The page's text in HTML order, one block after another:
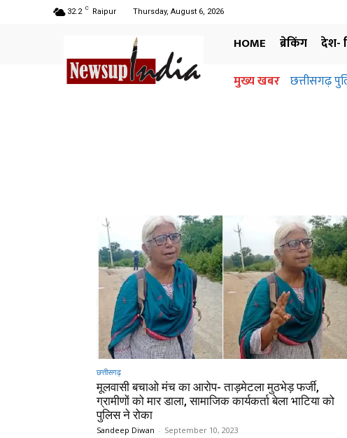
32.2 C Raipur Thursday, August 6, 2026
HOME ब्रेकिंग देश-
मुख्य खबर छत्तीसगढ़
छत्तीसगढ़
मूलवासी बचाओ मंच का आरोप- ताड़मेटला मुठभेड़ फर्जी,
ग्रामीणों को मार डाला, सामाजिक कार्यकर्ता बेला भाटिया को
पुलिस ने रोका
Sandeep Diwan - September 10, 2023